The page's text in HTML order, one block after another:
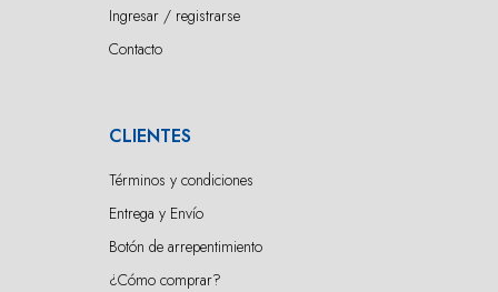
Ingresar / registrarse
Contacto
CLIENTES
Términos y condiciones
Entrega y Envío
Botón de arrepentimiento
¿Cómo comprar?